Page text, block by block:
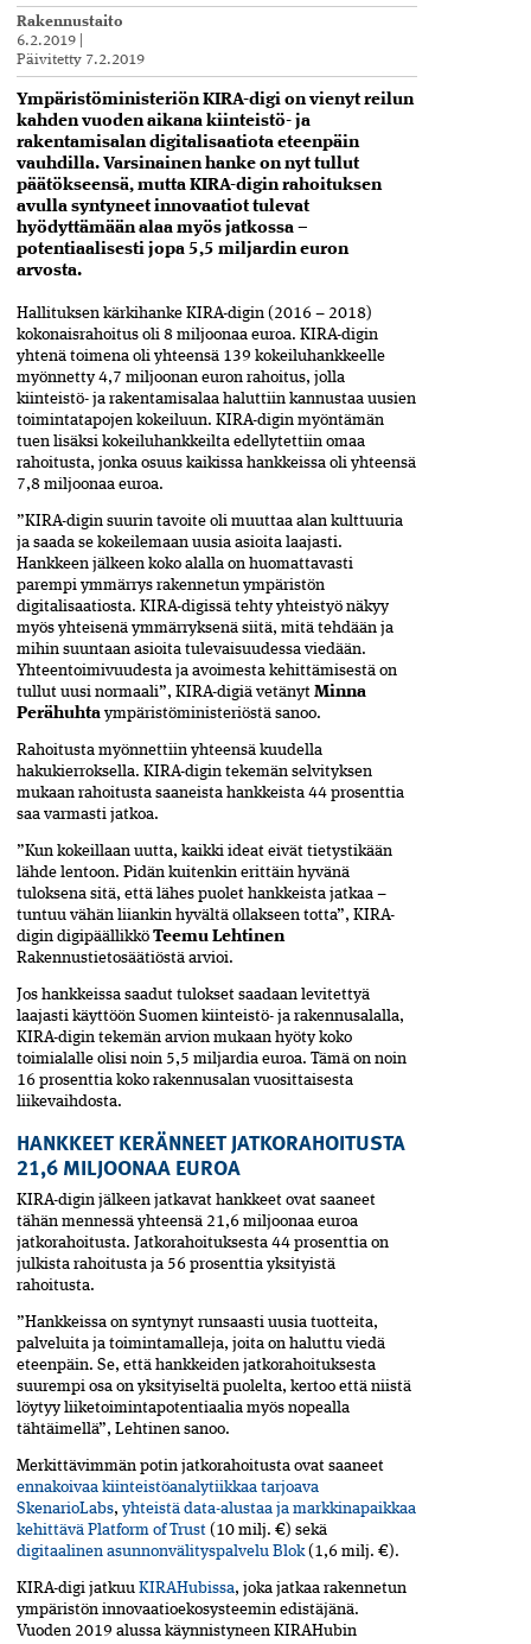
Rakennustaito
6.2.2019
Päivitetty 7.2.2019
Ympäristöministeriön KIRA-digi on vienyt reilun
kahden vuoden aikana kiinteistö- ja
rakentamisalan digitalisaatiota eteenpäin
vauhdilla. Varsinainen hanke on nyt tullut
päätökseensä, mutta KIRA-digin rahoituksen
avulla syntyneet innovaatiot tulevat
hyödyttämään alaa myös jatkossa –
potentiaalisesti jopa 5,5 miljardin euron
arvosta.
Hallituksen kärkihanke KIRA-digin (2016 – 2018)
kokonaisrahoitus oli 8 miljoonaa euroa. KIRA-digin
yhtenä toimena oli yhteensä 139 kokeiluhankkeelle
myönnetty 4,7 miljoonan euron rahoitus, jolla
kiinteistö- ja rakentamisalaa haluttiin kannustaa uusien
toimintatapojen kokeiluun. KIRA-digin myöntämän
tuen lisäksi kokeiluhankkeilta edellytettiin omaa
rahoitusta, jonka osuus kaikissa hankkeissa oli yhteensä
7,8 miljoonaa euroa.
”KIRA-digin suurin tavoite oli muuttaa alan kulttuuria
ja saada se kokeilemaan uusia asioita laajasti.
Hankkeen jälkeen koko alalla on huomattavasti
parempi ymmärrys rakennetun ympäristön
digitalisaatiosta. KIRA-digissä tehty yhteistyö näkyy
myös yhteisenä ymmärryksenä siitä, mitä tehdään ja
mihin suuntaan asioita tulevaisuudessa viedään.
Yhteentoimivuudesta ja avoimesta kehittämisestä on
tullut uusi normaali”, KIRA-digiä vetänyt Minna
Perähuhta ympäristöministeriöstä sanoo.
Rahoitusta myönnettiin yhteensä kuudella
hakukierroksella. KIRA-digin tekemän selvityksen
mukaan rahoitusta saaneista hankkeista 44 prosenttia
saa varmasti jatkoa.
”Kun kokeillaan uutta, kaikki ideat eivät tietystikään
lähde lentoon. Pidän kuitenkin erittäin hyvänä
tuloksena sitä, että lähes puolet hankkeista jatkaa –
tuntuu vähän liiankin hyvältä ollakseen totta”, KIRA-
digin digipäällikkö Teemu Lehtinen
Rakennustietosäätiöstä arvioi.
Jos hankkeissa saadut tulokset saadaan levitettyä
laajasti käyttöön Suomen kiinteistö- ja rakennusalalla,
KIRA-digin tekemän arvion mukaan hyöty koko
toimialalle olisi noin 5,5 miljardia euroa. Tämä on noin
16 prosenttia koko rakennusalan vuosittaisesta
liikevaihdosta.
HANKKEET KERÄNNEET JATKORAHOITUSTA
21,6 MILJOONAA EUROA
KIRA-digin jälkeen jatkavat hankkeet ovat saaneet
tähän mennessä yhteensä 21,6 miljoonaa euroa
jatkorahoitusta. Jatkorahoituksesta 44 prosenttia on
julkista rahoitusta ja 56 prosenttia yksityistä
rahoitusta.
”Hankkeissa on syntynyt runsaasti uusia tuotteita,
palveluita ja toimintamalleja, joita on haluttu viedä
eteenpäin. Se, että hankkeiden jatkorahoituksesta
suurempi osa on yksityiseltä puolelta, kertoo että niistä
löytyy liiketoimintapotentiaalia myös nopealla
tähtäimellä”, Lehtinen sanoo.
Merkittävimmän potin jatkorahoitusta ovat saaneet
ennakoivaa kiinteistöanalytiikkaa tarjoava
SkenarioLabs, yhteistä data-alustaa ja markkinapaikkaa
kehittävä Platform of Trust (10 milj. €) sekä
digitaalinen asunnonvälityspalvelu Blok(1,6 milj. €).
KIRA-digi jatkuu KIRAHubissa, joka jatkaa rakennetun
ympäristön innovaatioekosysteemin edistäjänä.
Vuoden 2019 alussa käynnistyneen KIRAHubin